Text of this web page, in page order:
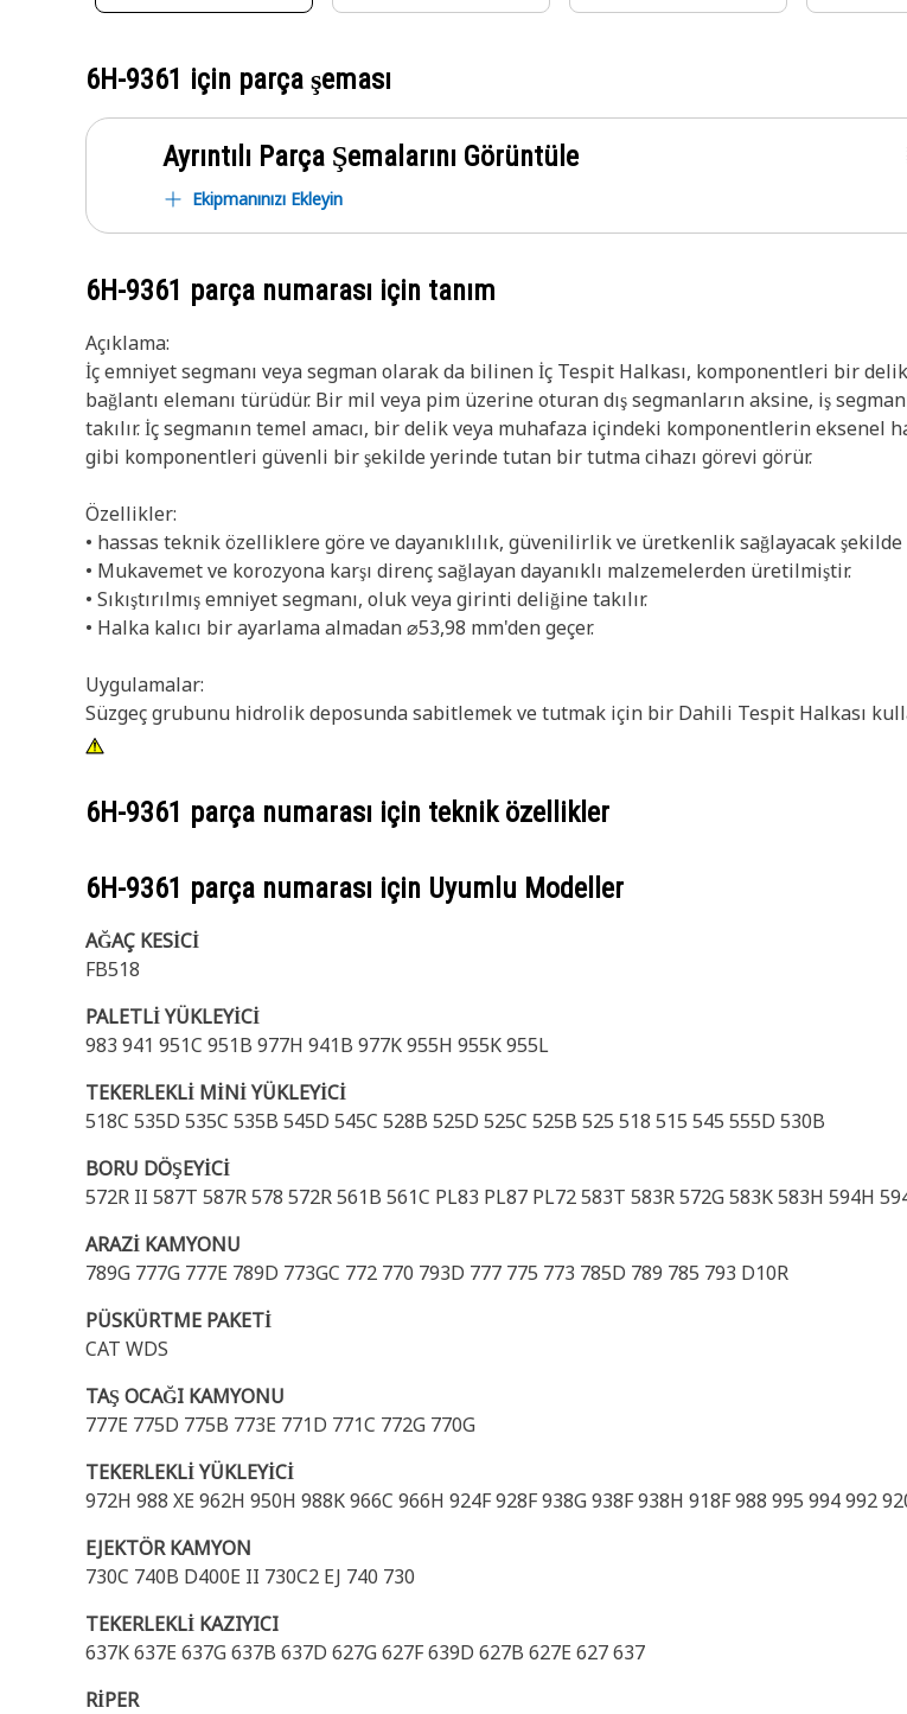
6H-9361 için parça şeması
Ayrıntılı Parça Şemalarını Görüntüle
Ekipmanınızı Ekleyin
6H-9361 parça numarası için tanım
Açıklama:
İç emniyet segmanı veya segman olarak da bilinen İç Tespit Halkası, komponentleri bir
bağlantı elemanı türüdür. Bir mil veya pim üzerine oturan dış segmanların aksine, iş
takılır. İç segmanın temel amacı, bir delik veya muhafaza içindeki komponentlerin
gibi komponentleri güvenli bir şekilde yerinde tutan bir tutma cihazı görevi görür.
Özellikler:
• hassas teknik özelliklere göre ve dayanıklılık, güvenilirlik ve üretkenlik sağlayacak
• Mukavemet ve korozyona karşı direnç sağlayan dayanıklı malzemelerden üretilmiştir.
• Sıkıştırılmış emniyet segmanı, oluk veya girinti deliğine takılır.
• Halka kalıcı bir ayarlama almadan ⌀53,98 mm'den geçer.
Uygulamalar:
Süzgeç grubunu hidrolik deposunda sabitlemek ve tutmak için bir Dahili Tespit Halkası
6H-9361 parça numarası için teknik özellikler
6H-9361 parça numarası için Uyumlu Modeller
AĞAÇ KESİCİ
FB518
PALETLİ YÜKLEYİCİ
983 941 951C 951B 977H 941B 977K 955H 955K 955L
TEKERLEKLİ MİNİ YÜKLEYİCİ
518C 535D 535C 535B 545D 545C 528B 525D 525C 525B 525 518 515 545 555D 530B
BORU DÖŞEYİCİ
572R II 587T 587R 578 572R 561B 561C PL83 PL87 PL72 583T 583R 572G 583K 583H 594H
ARAZİ KAMYONU
789G 777G 777E 789D 773GC 772 770 793D 777 775 773 785D 789 785 793 D10R
PÜSKÜRTME PAKETİ
CAT WDS
TAŞ OCAĞI KAMYONU
777E 775D 775B 773E 771D 771C 772G 770G
TEKERLEKLİ YÜKLEYİCİ
972H 988 XE 962H 950H 988K 966C 966H 924F 928F 938G 938F 938H 918F 988 995 994 992
EJEKTÖR KAMYON
730C 740B D400E II 730C2 EJ 740 730
TEKERLEKLİ KAZIYICI
637K 637E 637G 637B 637D 627G 627F 639D 627B 627E 627 637
RİPER